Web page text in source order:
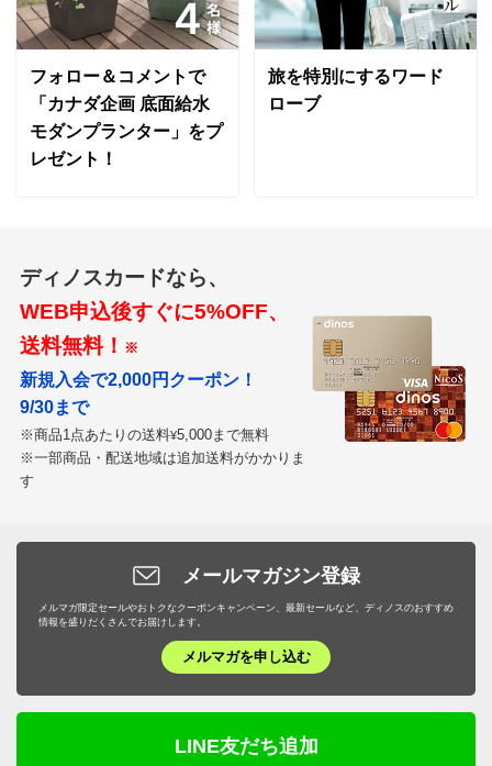
フォロー＆コメントで
「カナダ企画 底面給水
モダンプランター」をプ
レゼント！
旅を特別にするワード
ローブ
ディノスカードなら、
WEB申込後すぐに5%OFF、
送料無料！ ※
新規入会で2,000円クーポン！
9/30まで
※商品1点あたりの送料¥5,000まで無料
※一部商品・配送地域は追加送料がかかりま
す
メールマガジン登録
メルマガ限定セールやおトクなクーポンキャンペーン、最新セールなど、ディノスのおすすめ
情報を盛りだくさんでお届けします。
メルマガを申し込む
LINE友だち追加